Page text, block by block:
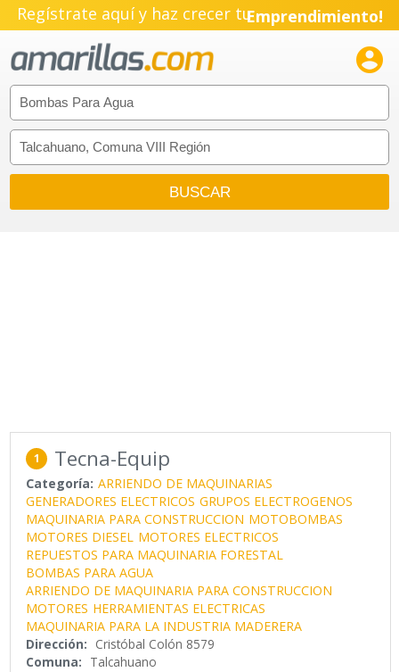
Regístrate aquí y haz crecer tuEmprendimiento!

1 Tecna-Equip
Categoría: ARRIENDO DE MAQUINARIAS
GENERADORES ELECTRICOS GRUPOS ELECTROGENOS
MAQUINARIA PARA CONSTRUCCION MOTOBOMBAS
MOTORES DIESEL MOTORES ELECTRICOS
REPUESTOS PARA MAQUINARIA FORESTAL
BOMBAS PARA AGUA
ARRIENDO DE MAQUINARIA PARA CONSTRUCCION
MOTORES HERRAMIENTAS ELECTRICAS
MAQUINARIA PARA LA INDUSTRIA MADERERA
Dirección: Cristóbal Colón 8579
Comuna: Talcahuano